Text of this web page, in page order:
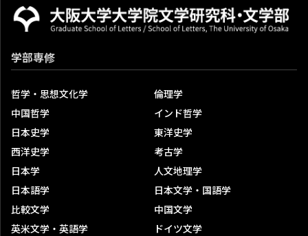
その他の相談場所
ハラスメント問題委員会
学生自習室
リサーチ・コモンズ（文法経講義棟 改修工事のため2026
学部専修
哲学・思想文化学
倫理学
中国哲学
インド哲学
日本史学
東洋史学
西洋史学
考古学
日本学
人文地理学
日本語学
日本文学・国語学
比較文学
中国文学
英米文学・英語学
ドイツ文学